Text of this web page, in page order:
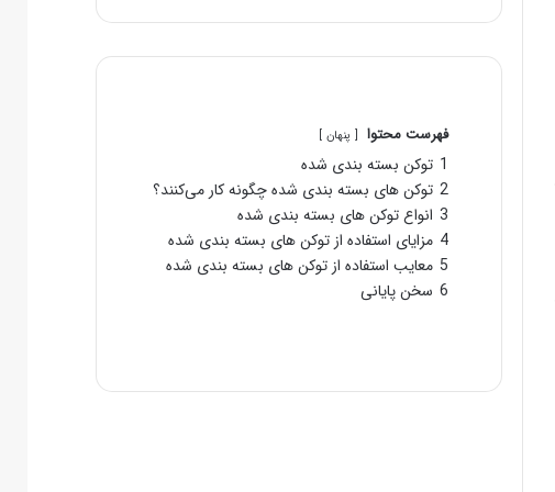
فهرست محتوا پنهان
1 توکن بسته بندی شده
2 توکن های بسته بندی شده چگونه کار می‌‌کنند؟
3 انواع توکن های بسته بندی شده
4 مزایای استفاده از توکن های بسته بندی شده
5 معایب استفاده از توکن های بسته بندی شده
6 سخن پایانی